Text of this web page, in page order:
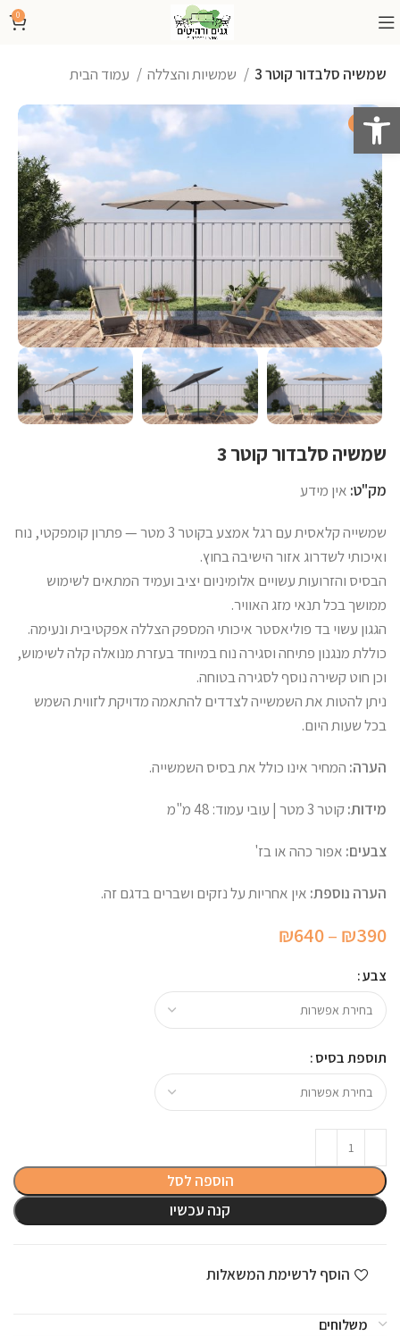
פתח סרגל נגישות
0
שמשיה סלבדור קוטר 3
-48%
שמשיה סלבדור קוטר 3
מק"ט: אין מידע
שמשייה קלאסית עם רגל אמצע בקוטר 3 מטר — פתרון קומפקטי, נוח
ואיכותי לשדרוג אזור הישיבה בחוץ.
הבסיס והזרועות עשויים אלומיניום יציב ועמיד המתאים לשימוש
ממושך בכל תנאי מזג האוויר.
הגגון עשוי בד פוליאסטר איכותי המספק הצללה אפקטיבית ונעימה.
כוללת מנגנון פתיחה וסגירה נוח במיוחד בעזרת מנואלה קלה לשימוש,
וכן חוט קשירה נוסף לסגירה בטוחה.
ניתן להטות את השמשייה לצדדים להתאמה מדויקת לזווית השמש
בכל שעות היום.
הערה: המחיר אינו כולל את בסיס השמשייה.
מידות:קוטר 3 מטר | עובי עמוד: 48 מ"מ
צבעים: אפור כהה או בז'
הערה נוספת: אין אחריות על נזקים ושברים בדגם זה.
₪390
–
₪640
צבע
תוספת בסיס
הוספה לסל
קנה עכשיו
הוסף לרשימת המשאלות
משלוחים